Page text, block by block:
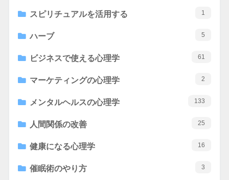
スピリチュアルを活用する 1
ハーブ 5
ビジネスで使える心理学 61
マーケティングの心理学 2
メンタルヘルスの心理学 133
人間関係の改善 25
健康になる心理学 16
催眠術のやり方 3